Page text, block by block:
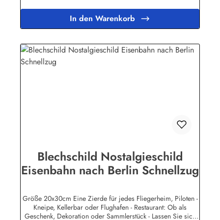
behandelt, lange Lebensdauer ist damit garantiert. Wir
verkaufen nur original lizensierte
Werbeschilder.Herstellerinformationen:Heart of Ireland
(Luhe)info@heartofireland.eu
In den Warenkorb
Blechschild Nostalgieschild
Eisenbahn nach Berlin Schnellzug
Größe 20x30cm Eine Zierde für jedes Fliegerheim, Piloten -
Kneipe, Kellerbar oder Flughafen - Restaurant: Ob als
Geschenk, Dekoration oder Sammlerstück - Lassen Sie sich